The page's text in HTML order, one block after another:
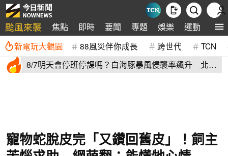
颱風來襲 焦點 即時 要聞 專題 娛樂 運動 全球
新電玩大觀園 88風災伴你成長 跨世代 TCN
8/7明天會停班停課嗎？白海豚暴風侵襲率飆升 北北
寵物蛇脫皮完「又鑽回舊皮」！飼主